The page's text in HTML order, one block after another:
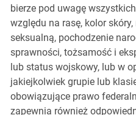
bierze pod uwagę
względu na rasę, kolor skóry,
seksualną, pochodzenie
sprawności, tożsamość i
lub status wojskowy, lub w
jakiejkolwiek grupie lub
obowiązujące prawo
zapewnia również